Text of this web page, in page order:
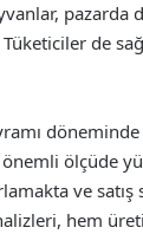
de
ölçüde
ve
hem